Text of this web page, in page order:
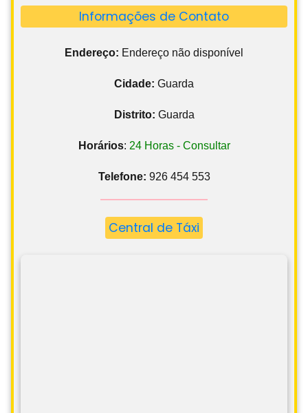
Informações de Contato
Endereço: Endereço não disponível
Cidade: Guarda
Distrito: Guarda
Horários: 24 Horas - Consultar
Telefone: 926 454 553
Central de Táxi